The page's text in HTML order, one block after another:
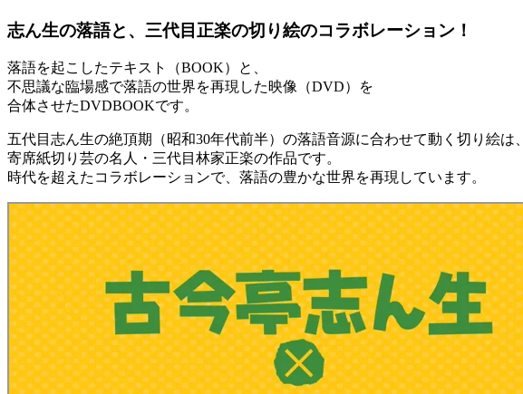
志ん生の落語と、三代目正楽の切り絵のコラボレーション！
落語を起こしたテキスト（BOOK）と、
不思議な臨場感で落語の世界を再現した映像（DVD）を
合体させたDVDBOOKです。
五代目志ん生の絶頂期（昭和30年代前半）の落語音源に合わせて動く切り絵は、
寄席紙切り芸の名人・三代目林家正楽の作品です。
時代を超えたコラボレーションで、落語の豊かな世界を再現しています。